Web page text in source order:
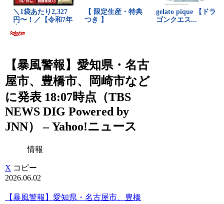
【暴風警報】愛知県・名古
屋市、豊橋市、岡崎市など
に発表 18:07時点（TBS
NEWS DIG Powered by
JNN） – Yahoo!ニュース
情報
X コピー
2026.06.02
【暴風警報】愛知県・名古屋市、豊橋